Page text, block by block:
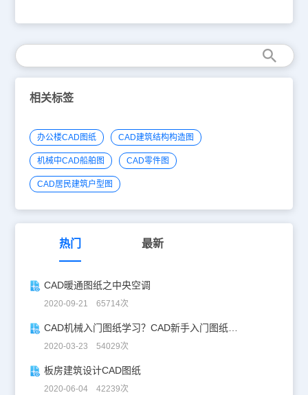
纸库资源，可关注浩辰CAD软件官网进行查看学习交流。
相关标签
办公楼CAD图纸 CAD建筑结构构造图
机械中CAD船舶图 CAD零件图
CAD居民建筑户型图
热门 最新
CAD暖通图纸之中央空调
2020-09-21 65714次
CAD机械入门图纸学习？CAD新手入门图纸练习
2020-03-23 54029次
板房建筑设计CAD图纸
2020-06-04 42239次